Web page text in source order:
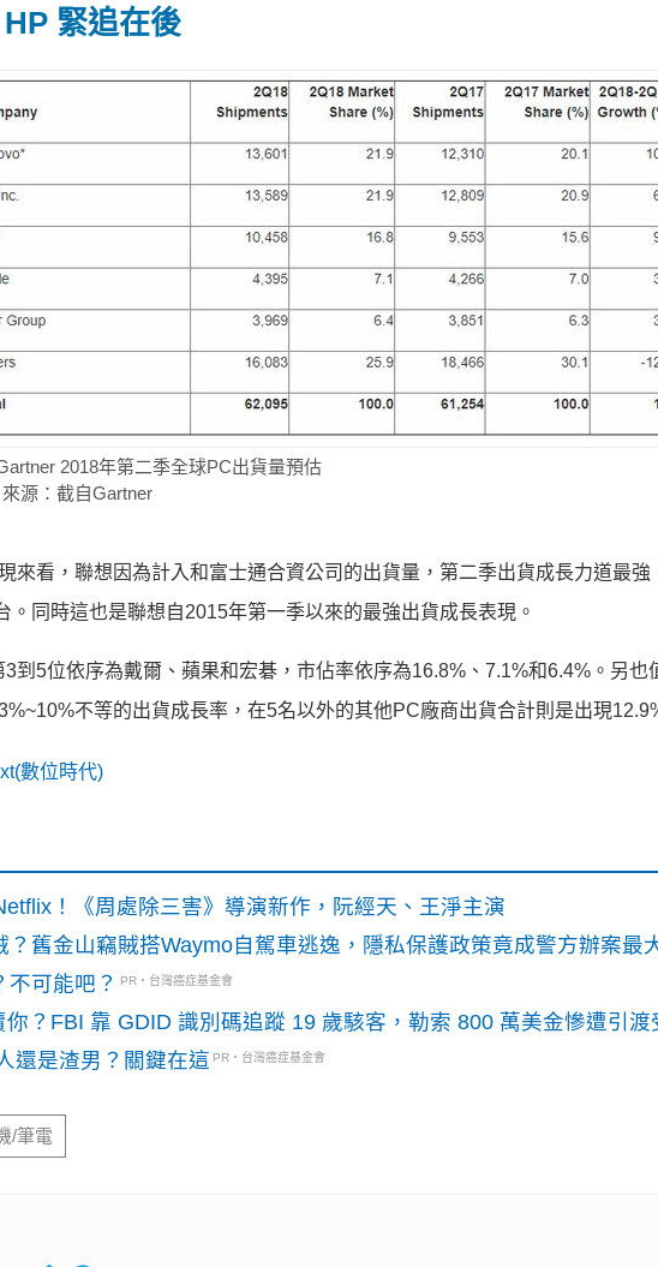
緊追在後
2018年第二季全球PC出貨量預估
來源：截自Gartner
來看，聯想因為計入和富士通合資公司的出貨量，第二季出貨成長力道最強
。同時這也是聯想自2015年第一季以來的最強出貨成長表現。
到5位依序為戴爾、蘋果和宏碁，市佔率依序為16.8%、7.1%和6.4%。另也
不等的出貨成長率，在5名以外的其他PC廠商出貨合計則是出現
數位時代)
！《周處除三害》導演新作，阮經天、王淨主演
舊金山竊賊搭Waymo自駕車逃逸，隱私保護政策竟成警方辦案最
可能吧？
PR・台灣癌症基金會
？FBI 靠 GDID 識別碼追蹤 19 歲駭客，勒索 800 萬美金慘遭引渡
還是渣男？關鍵在這 PR・台灣癌症基金會
/筆電